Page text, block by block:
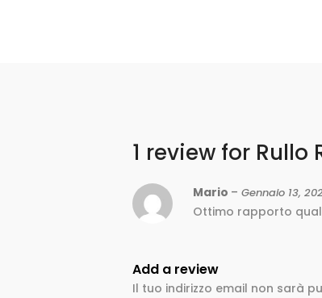
1 review for Rullo
Mario – Gennaio 13,
Ottimo rapporto
Add a review
Il tuo indirizzo email non sarà